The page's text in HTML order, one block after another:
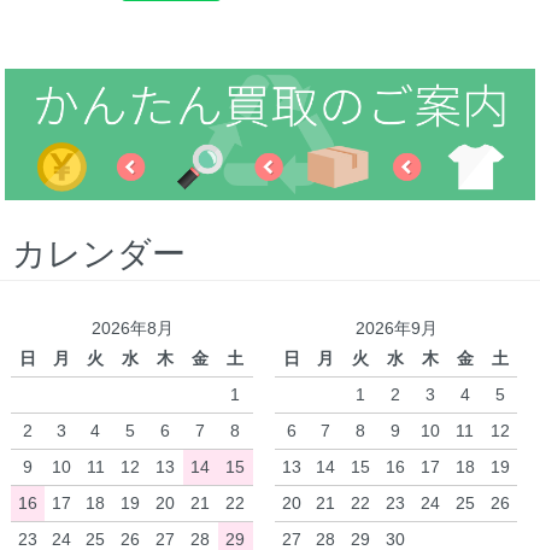
カレンダー
2026年8月
日
月 火 水 木 金
土
1
2
3 4 5 6 7
8
9
10 11 12 13 14
15
16
17 18 19 20 21
22
23
24 25 26 27 28
29
2026年9月
日
月 火 水 木 金
土
1
2 3 4
5
6
7 8 9 10 11
12
13
14 15 16 17 18
19
20
21 22 23 24 25
26
27
28 29 30